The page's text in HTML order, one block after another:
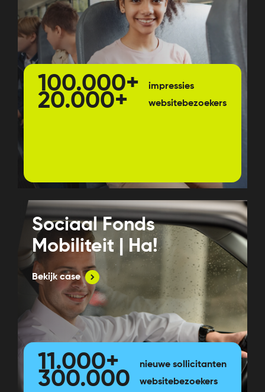
100.000+ impressies
20.000+ websitebezoekers
Sociaal Fonds
Mobiliteit | Ha!
Bekijk case
11.000+ nieuwe sollicitanten
300.000 websitebezoekers